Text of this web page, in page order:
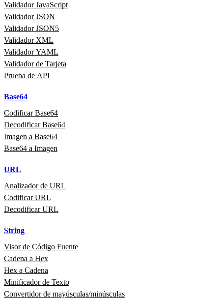
Validador JavaScript
Validador JSON
Validador JSON5
Validador XML
Validador YAML
Validador de Tarjeta
Prueba de API
Base64
Codificar Base64
Decodificar Base64
Imagen a Base64
Base64 a Imagen
URL
Analizador de URL
Codificar URL
Decodificar URL
String
Visor de Código Fuente
Cadena a Hex
Hex a Cadena
Minificador de Texto
Convertidor de mayúsculas/minúsculas